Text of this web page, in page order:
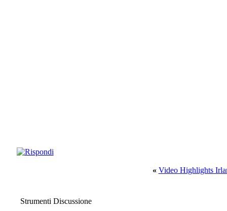
« Video Highlights
Strumenti Discussione